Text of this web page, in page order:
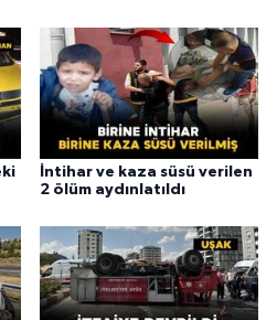
İntihar ve kaza süsü verilen
2 ölüm aydınlatıldı